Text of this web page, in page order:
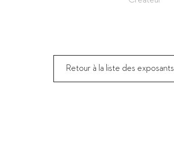
Retour à la liste des exposants